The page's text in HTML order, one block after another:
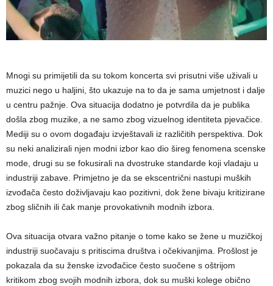
Mnogi su primijetili da su tokom koncerta svi prisutni više uživali u
muzici nego u haljini, što ukazuje na to da je sama umjetnost i dalje
u centru pažnje. Ova situacija dodatno je potvrdila da je publika
došla zbog muzike, a ne samo zbog vizuelnog identiteta pjevačice.
Mediji su o ovom događaju izvještavali iz različitih perspektiva. Dok
su neki analizirali njen modni izbor kao dio šireg fenomena scenske
mode, drugi su se fokusirali na dvostruke standarde koji vladaju u
industriji zabave. Primjetno je da se ekscentrični nastupi muških
izvođača često doživljavaju kao pozitivni, dok žene bivaju kritizirane
zbog sličnih ili čak manje provokativnih modnih izbora.
Ova situacija otvara važno pitanje o tome kako se žene u muzičkoj
industriji suočavaju s pritiscima društva i očekivanjima. Prošlost je
pokazala da su ženske izvođačice često suočene s oštrijom
kritikom zbog svojih modnih izbora, dok su muški kolege obično